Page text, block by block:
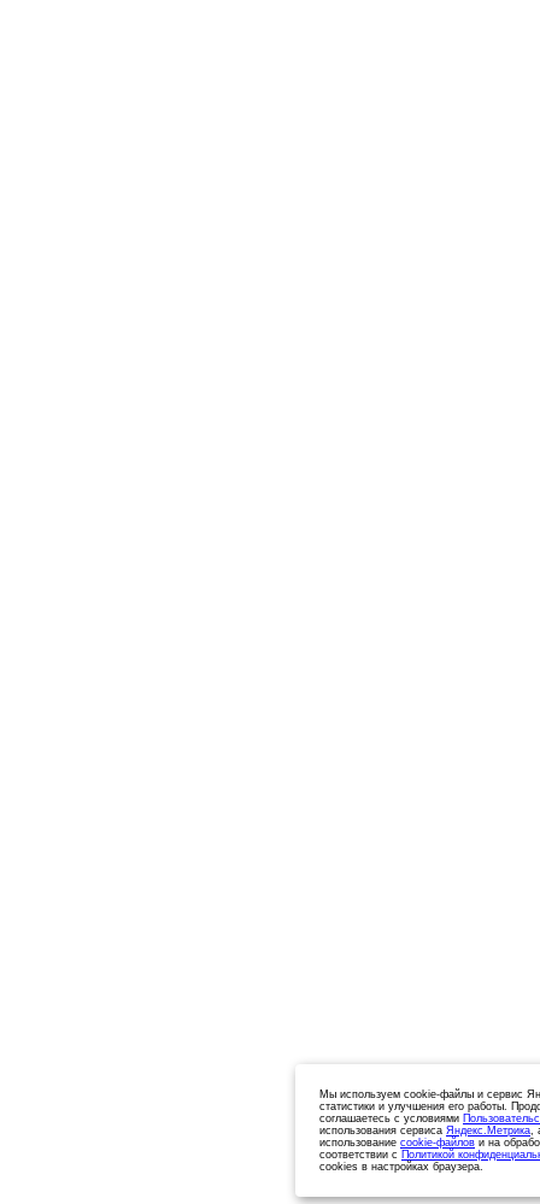
Мы используем cookie-файлы и сервис
статистики и улучшения его работы.
соглашаетесь с условиями
использования сервиса Яндекс.Метрика,
использование cookie-файлов и на
соответствии с Политикой
cookies в настройках браузера.